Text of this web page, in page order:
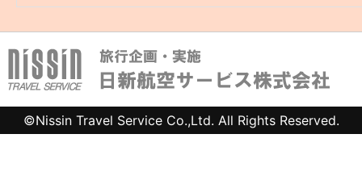
©Nissin Travel Service Co.,Ltd. All Rights Reserved.